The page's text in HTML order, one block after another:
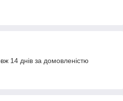
14 днів за домовленістю